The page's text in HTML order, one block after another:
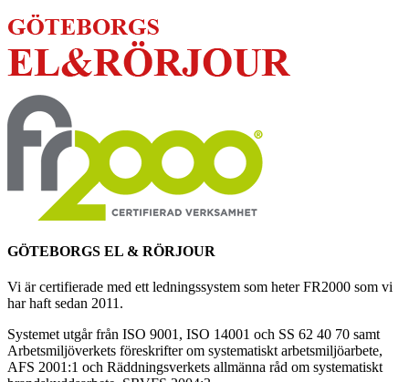
GÖTEBORGS EL & RÖRJOUR
Vi är certifierade med ett ledningssystem som heter FR2000 som vi
har haft sedan 2011.
Systemet utgår från ISO 9001, ISO 14001 och SS 62 40 70 samt
Arbetsmiljöverkets föreskrifter om systematiskt arbetsmiljöarbete,
AFS 2001:1 och Räddningsverkets allmänna råd om systematiskt